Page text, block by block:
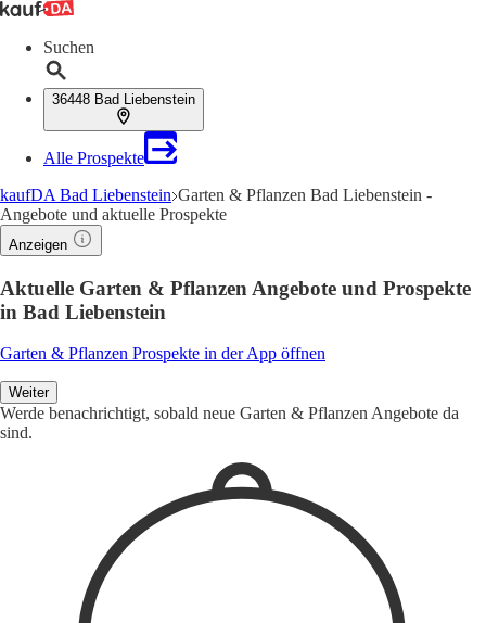
Suchen
36448 Bad Liebenstein
Alle Prospekte
kaufDA Bad Liebenstein Garten & Pflanzen Bad Liebenstein -
Angebote und aktuelle Prospekte
Anzeigen
Aktuelle Garten & Pflanzen Angebote und Prospekte
in Bad Liebenstein
Garten & Pflanzen Prospekte in der App öffnen
Weiter
Werde benachrichtigt, sobald neue Garten & Pflanzen Angebote da
sind.